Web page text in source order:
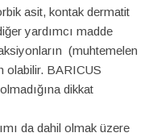
asit, kontak dermatit
yardımcı madde
(muhtemelen
olabilir. BARICUS
dikkat
da dahil olmak üzere